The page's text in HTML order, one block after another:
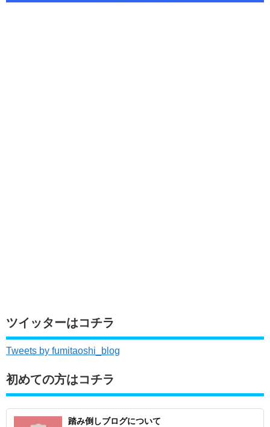
ツイッターはコチラ
Tweets by fumitaoshi_blog
初めての方はコチラ
踏み倒しブログについて